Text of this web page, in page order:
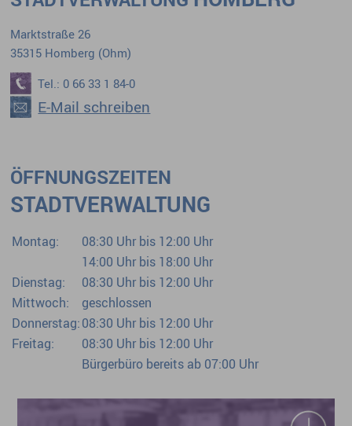
Marktstraße 26
35315 Homberg (Ohm)
Tel.: 0 66 33 1 84-0
E-Mail schreiben
ÖFFNUNGSZEITEN
STADTVERWALTUNG
Montag:
08:30 Uhr bis 12:00 Uhr
14:00 Uhr bis 18:00 Uhr
Dienstag:
08:30 Uhr bis 12:00 Uhr
Mittwoch:
geschlossen
Donnerstag:08:30 Uhr bis 12:00 Uhr
Freitag:
08:30 Uhr bis 12:00 Uhr
Bürgerbüro bereits ab 07:00 Uhr